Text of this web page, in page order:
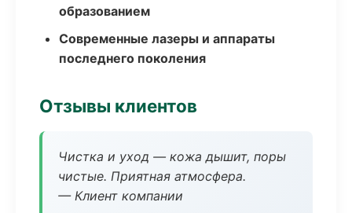
образованием
Современные лазеры и аппараты
последнего поколения
Отзывы клиентов
Чистка и уход — кожа дышит, поры
чистые. Приятная атмосфера.
— Клиент компании